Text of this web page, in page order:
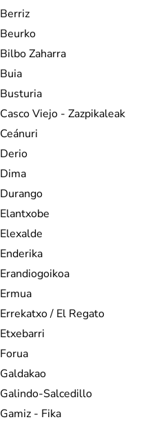
Berriz
Beurko
Bilbo Zaharra
Buia
Busturia
Casco Viejo - Zazpikaleak
Ceánuri
Derio
Dima
Durango
Elantxobe
Elexalde
Enderika
Erandiogoikoa
Ermua
Errekatxo / El Regato
Etxebarri
Forua
Galdakao
Galindo-Salcedillo
Gamiz - Fika